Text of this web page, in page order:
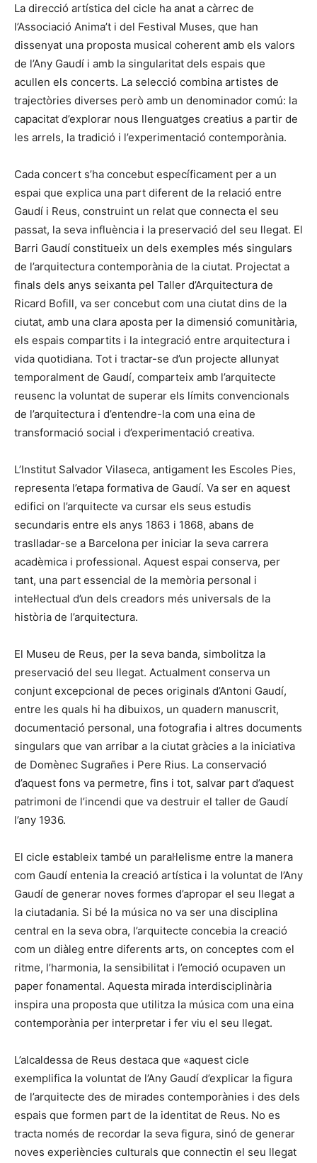
La direcció artística del cicle ha anat a càrrec de
l’Associació Anima’t i del Festival Muses, que han
dissenyat una proposta musical coherent amb els valors
de l’Any Gaudí i amb la singularitat dels espais que
acullen els concerts. La selecció combina artistes de
trajectòries diverses però amb un denominador comú: la
capacitat d’explorar nous llenguatges creatius a partir de
les arrels, la tradició i l’experimentació contemporània.
Cada concert s’ha concebut específicament per a un
espai que explica una part diferent de la relació entre
Gaudí i Reus, construint un relat que connecta el seu
passat, la seva influència i la preservació del seu llegat. El
Barri Gaudí constitueix un dels exemples més singulars
de l’arquitectura contemporània de la ciutat. Projectat a
finals dels anys seixanta pel Taller d’Arquitectura de
Ricard Bofill, va ser concebut com una ciutat dins de la
ciutat, amb una clara aposta per la dimensió comunitària,
els espais compartits i la integració entre arquitectura i
vida quotidiana. Tot i tractar-se d’un projecte allunyat
temporalment de Gaudí, comparteix amb l’arquitecte
reusenc la voluntat de superar els límits convencionals
de l’arquitectura i d’entendre-la com una eina de
transformació social i d’experimentació creativa.
L’Institut Salvador Vilaseca, antigament les Escoles Pies,
representa l’etapa formativa de Gaudí. Va ser en aquest
edifici on l’arquitecte va cursar els seus estudis
secundaris entre els anys 1863 i 1868, abans de
traslladar-se a Barcelona per iniciar la seva carrera
acadèmica i professional. Aquest espai conserva, per
tant, una part essencial de la memòria personal i
intel·lectual d’un dels creadors més universals de la
història de l’arquitectura.
El Museu de Reus, per la seva banda, simbolitza la
preservació del seu llegat. Actualment conserva un
conjunt excepcional de peces originals d’Antoni Gaudí,
entre les quals hi ha dibuixos, un quadern manuscrit,
documentació personal, una fotografia i altres documents
singulars que van arribar a la ciutat gràcies a la iniciativa
de Domènec Sugrañes i Pere Rius. La conservació
d’aquest fons va permetre, fins i tot, salvar part d’aquest
patrimoni de l’incendi que va destruir el taller de Gaudí
l’any 1936.
El cicle estableix també un paral·lelisme entre la manera
com Gaudí entenia la creació artística i la voluntat de l’Any
Gaudí de generar noves formes d’apropar el seu llegat a
la ciutadania. Si bé la música no va ser una disciplina
central en la seva obra, l’arquitecte concebia la creació
com un diàleg entre diferents arts, on conceptes com el
ritme, l’harmonia, la sensibilitat i l’emoció ocupaven un
paper fonamental. Aquesta mirada interdisciplinària
inspira una proposta que utilitza la música com una eina
contemporània per interpretar i fer viu el seu llegat.
L’alcaldessa de Reus destaca que «aquest cicle
exemplifica la voluntat de l’Any Gaudí d’explicar la figura
de l’arquitecte des de mirades contemporànies i des dels
espais que formen part de la identitat de Reus. No es
tracta només de recordar la seva figura, sinó de generar
noves experiències culturals que connectin el seu llegat